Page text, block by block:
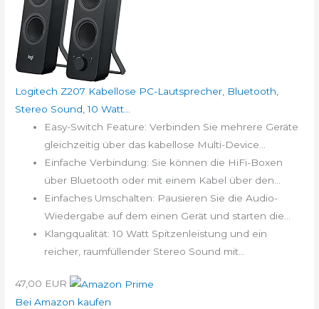
Logitech Z207 Kabellose PC-Lautsprecher, Bluetooth,
Stereo Sound, 10 Watt...
Easy-Switch Feature: Verbinden Sie mehrere Geräte
gleichzeitig über das kabellose Multi-Device...
Einfache Verbindung: Sie können die HiFi-Boxen
über Bluetooth oder mit einem Kabel über den...
Einfaches Umschalten: Pausieren Sie die Audio-
Wiedergabe auf dem einen Gerät und starten die...
Klangqualität: 10 Watt Spitzenleistung und ein
reicher, raumfüllender Stereo Sound mit...
47,00 EUR
Bei Amazon kaufen